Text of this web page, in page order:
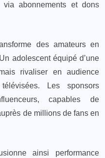
abonnements et dons
des amateurs en
adolescent équipé d’une
rivaliser en audience
Les sponsors
capables de
de millions de fans en
ainsi performance